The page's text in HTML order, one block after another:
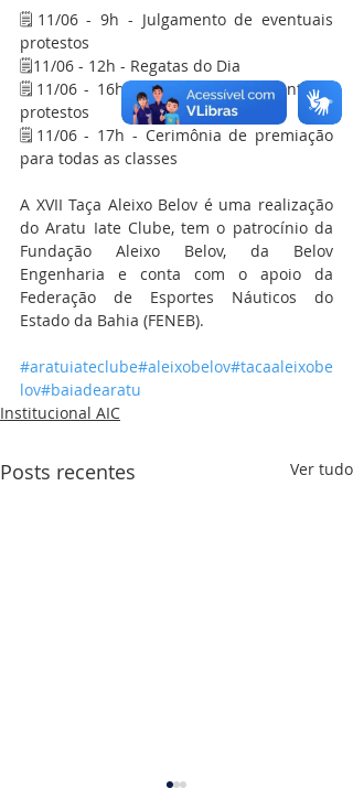
🗒️11/06 - 9h - Julgamento de eventuais
protestos
🗒️11/06 - 12h - Regatas do Dia
🗒️11/06 - 16h - Julgamento de eventuais
protestos
🗒️11/06 - 17h - Cerimônia de premiação
para todas as classes
A XVII Taça Aleixo Belov é uma realização
do Aratu Iate Clube, tem o patrocínio da
Fundação Aleixo Belov, da Belov
Engenharia e conta com o apoio da
Federação de Esportes Náuticos do
Estado da Bahia (FENEB).
#aratuiateclube#aleixobelov#tacaaleixobe
lov#baiadearatu
Institucional AIC
Posts recentes Ver tudo